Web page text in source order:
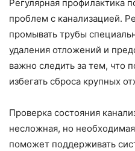
Регулярная профилактика
проблем с канализацией.
промывать трубы
удаления отложений и
важно следить за тем, что
избегать сброса крупных
Проверка состояния
несложная, но
поможет поддерживать